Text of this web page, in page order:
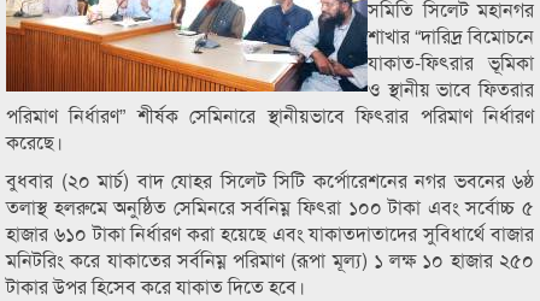
সমিতি সিলেট মহানগর
শাখার “দারিদ্র বিমোচনে
যাকাত-ফিৎরার ভূমিকা
ও স্থানীয় ভাবে ফিতরার
পরিমাণ নির্ধারণ” শীর্ষক সেমিনারে স্থানীয়ভাবে ফিৎরার পরিমাণ নির্ধারণ
করেছে।
বুধবার (২০ মার্চ) বাদ যোহর সিলেট সিটি কর্পোরেশনের নগর ভবনের ৬ষ্ঠ
তলাস্থ হলরুমে অনুষ্ঠিত সেমিনরে সর্বনিম্ন ফিৎরা ১০০ টাকা এবং সর্বোচ্চ ৫
হাজার ৬১০ টাকা নির্ধারণ করা হয়েছে এবং যাকাতদাতাদের সুবিধার্থে বাজার
মনিটরিং করে যাকাতের সর্বনিম্ন পরিমাণ (রূপা মূল্য) ১ লক্ষ ১০ হাজার ২৫০
টাকার উপর হিসেব করে যাকাত দিতে হবে।